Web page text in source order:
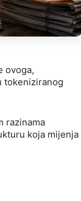
ovoga,
tokeniziranog
razinama
koja mijenja